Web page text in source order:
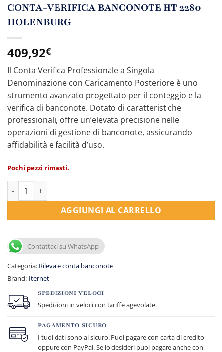
CONTA-VERIFICA BANCONOTE HT 2280
HOLENBURG
409,92€
Il Conta Verifica Professionale a Singola
Denominazione con Caricamento Posteriore è uno
strumento avanzato progettato per il conteggio e la
verifica di banconote. Dotato di caratteristiche
professionali, offre un’elevata precisione nelle
operazioni di gestione di banconote, assicurando
affidabilità e facilità d’uso.
Pochi pezzi rimasti.
CONTA-VERIFICA BANCONOTE HT 2280 HOLENBURG quantità
AGGIUNGI AL CARRELLO
Contattaci su WhatsApp
Categoria: Rileva e conta banconote
Brand: Iternet
SPEDIZIONI VELOCI
Spedizioni in veloci con tariffe agevolate.
PAGAMENTO SICURO
I tuoi dati sono al sicuro. Puoi pagare con carta di credito
oppure con PayPal. Se lo desideri puoi pagare anche con